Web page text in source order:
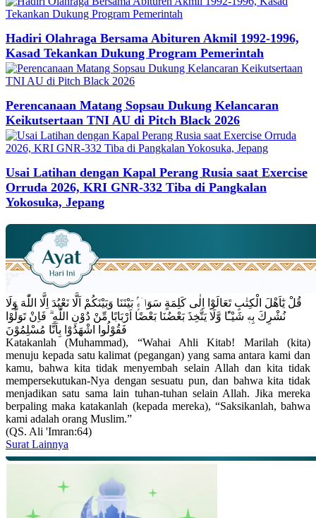
Hadiri Olahraga Bersama Abituren Akmil 1992-1996,
Kasad Tekankan Dukung Program Pemerintah
Perencanaan Matang Sopsau Dukung Kelancaran
Keikutsertaan TNI AU di Pitch Black 2026
Usai Latihan dengan Kapal Perang Rusia saat Exercise
Orruda 2026, KRI GNR-332 Tiba di Pangkalan
Yokosuka, Jepang
قُلْ يٰٓاَهْلَ الْكِتٰبِ تَعَالَوْا اِلٰى كَلِمَةٍ سَوَاۤءٍۢ بَيْنَنَا وَبَيْنَكُمْ اَلَّا نَعْبُدَ اِلَّا اللّٰهَ وَلَا
نُشْرِكَ بِهٖ شَيْـًٔا وَّلَا يَتَّخِذَ بَعْضُنَا بَعْضًا اَرْبَابًا مِّنْ دُوْنِ اللّٰهِ ۗ فَاِنْ تَوَلَّوْا
فَقُوْلُوا اشْهَدُوْا بِاَنَّا مُسْلِمُوْنَ
Katakanlah (Muhammad), “Wahai Ahli Kitab! Marilah (kita)
menuju kepada satu kalimat (pegangan) yang sama antara kami dan
kamu, bahwa kita tidak menyembah selain Allah dan kita tidak
mempersekutukan-Nya dengan sesuatu pun, dan bahwa kita tidak
menjadikan satu sama lain tuhan-tuhan selain Allah. Jika mereka
berpaling maka katakanlah (kepada mereka), “Saksikanlah, bahwa
kami adalah orang Muslim.”
(QS. Ali 'Imran:64)
Surat Lainnya